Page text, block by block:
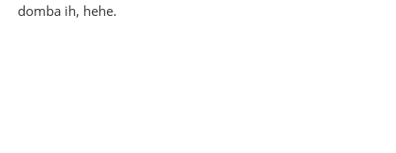
domba ih, hehe.